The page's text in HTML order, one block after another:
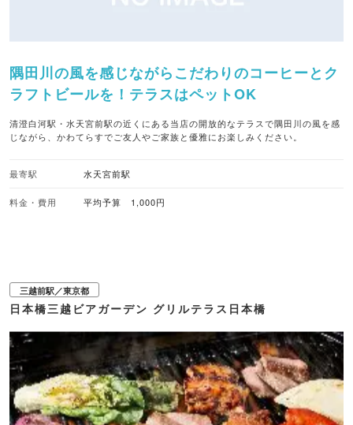
隅田川の風を感じながらこだわりのコーヒーとク
ラフトビールを！テラスはペットOK
清澄白河駅・水天宮前駅の近くにある当店の開放的なテラスで隅田川の風を感
じながら、かわてらすでご友人やご家族と優雅にお楽しみください。
最寄駅 水天宮前駅
料金・費用 平均予算 1,000円
三越前駅／東京都
日本橋三越ビアガーデン グリルテラス日本橋